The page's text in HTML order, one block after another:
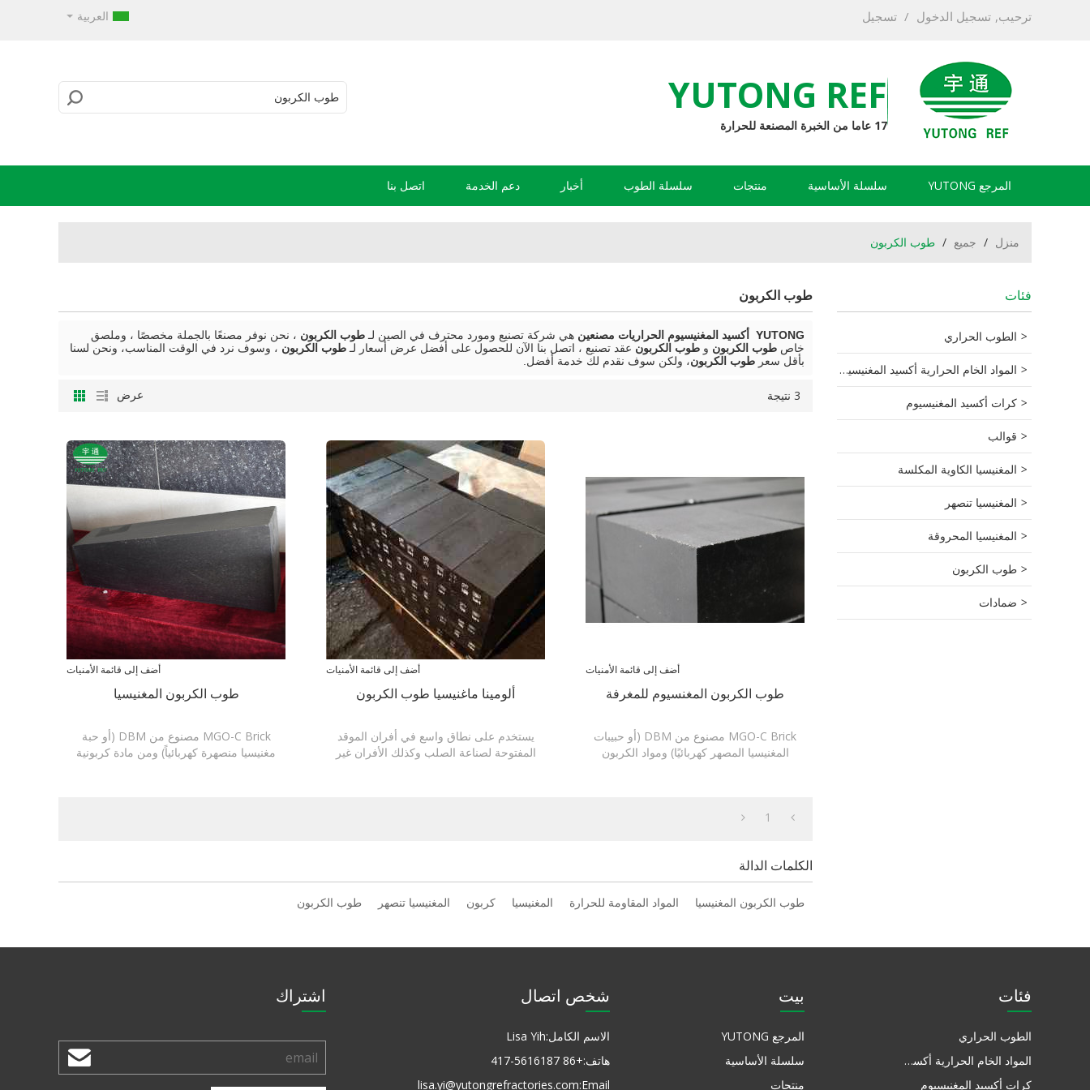
ترحيب, تسجيل الدخول / تسجيل العربية
YUTONG REF
17 عاما من الخبرة المصنعة للحرارة
المرجع YUTONG سلسلة الأساسية منتجات سلسلة الطوب أخبار دعم الخدمة اتصل بنا
منزل / جميع / طوب الكربون
فئات
الطوب الحراري
المواد الخام الحرارية أكسيد المغنيسيوم
كرات أكسيد المغنيسيوم
قوالب
المغنيسيا الكاوية المكلسة
المغنيسيا تنصهر
المغنيسيا المحروقة
طوب الكربون
ضمادات
طوب الكربون
YUTONG أكسيد المغنيسيوم الحراريات مصنعين هي شركة تصنيع ومورد محترف في الصين لـ طوب الكربون ، نحن نوفر مصنعًا بالجملة مخصصًا ، وملصق
خاص طوب الكربون و طوب الكربون عقد تصنيع ، اتصل بنا الآن للحصول على أفضل عرض أسعار لـ طوب الكربون ، وسوف نرد في الوقت المناسب، ونحن لسنا
بأقل سعر طوب الكربون، ولكن سوف نقدم لك خدمة أفضل.
3 نتيجة عرض
أضف إلى قائمة الأمنيات
طوب الكربون المغنسيوم للمغرفة
MGO-C Brick مصنوع من DBM (أو حبيبات
المغنيسيا المصهر كهربائيًا) ومواد الكربون
أضف إلى قائمة الأمنيات
ألومينا ماغنيسيا طوب الكربون
يستخدم على نطاق واسع في أفران الموقد
المفتوحة لصناعة الصلب وكذلك الأفران غير
أضف إلى قائمة الأمنيات
طوب الكربون المغنيسيا
MGO-C Brick مصنوع من DBM (أو حبة
مغنيسيا منصهرة كهربائياً) ومن مادة كربونية
1
الكلمات الدالة
طوب الكربون المغنيسيا المواد المقاومة للحرارة المغنيسيا كربون المغنيسيا تنصهر طوب الكربون
فئات
الطوب الحراري
المواد الخام الحرارية أكسيد المغنيسيوم
كرات أكسيد المغنيسيوم
بيت
المرجع YUTONG
سلسلة الأساسية
منتجات
شخص اتصال
الاسم الكامل:Lisa Yih
هاتف:+86 417-5616187
Email:
lisa.yi@yutongrefractories.com
اشتراك